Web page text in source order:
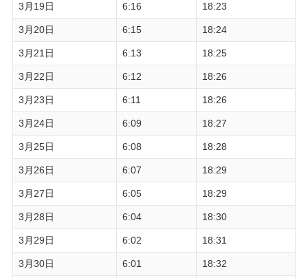
3月19日 6:16 18:23
3月20日 6:15 18:24
3月21日 6:13 18:25
3月22日 6:12 18:26
3月23日 6:11 18:26
3月24日 6:09 18:27
3月25日 6:08 18:28
3月26日 6:07 18:29
3月27日 6:05 18:29
3月28日 6:04 18:30
3月29日 6:02 18:31
3月30日 6:01 18:32